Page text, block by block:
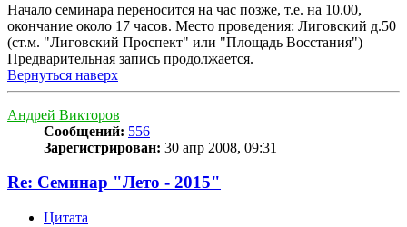
Начало семинара переносится на час позже, т.е. на 10.00,
окончание около 17 часов. Место проведения: Лиговский д.50
(ст.м. "Лиговский Проспект" или "Площадь Восстания")
Предварительная запись продолжается.
Вернуться наверх
Андрей Викторов
Сообщений: 556
Зарегистрирован: 30 апр 2008, 09:31
Re: Семинар "Лето - 2015"
Цитата